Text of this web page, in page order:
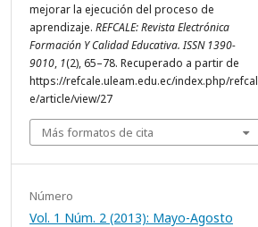
mejorar la ejecución del proceso de
aprendizaje. REFCALE: Revista Electrónica
Formación Y Calidad Educativa. ISSN 1390-
9010, 1(2), 65–78. Recuperado a partir de
https://refcale.uleam.edu.ec/index.php/refcal
e/article/view/27
Más formatos de cita
Número
Vol. 1 Núm. 2 (2013): Mayo-Agosto